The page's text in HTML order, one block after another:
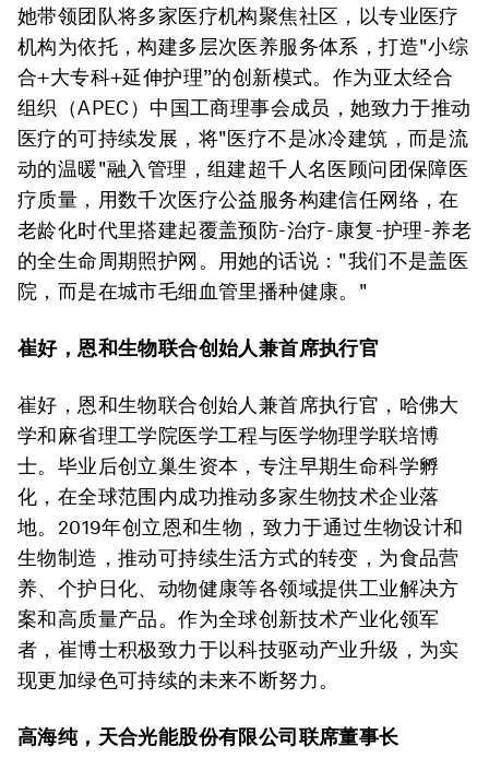
她带领团队将多家医疗机构聚焦社区，以专业医疗
机构为依托，构建多层次医养服务体系，打造"小综
合+大专科+延伸护理”的创新模式。作为亚太经合
组织（APEC）中国工商理事会成员，她致力于推动
医疗的可持续发展，将"医疗不是冰冷建筑，而是流
动的温暖"融入管理，组建超千人名医顾问团保障医
疗质量，用数千次医疗公益服务构建信任网络，在
老龄化时代里搭建起覆盖预防-治疗-康复-护理-养老
的全生命周期照护网。用她的话说："我们不是盖医
院，而是在城市毛细血管里播种健康。"
崔好，恩和生物联合创始人兼首席执行官
崔好，恩和生物联合创始人兼首席执行官，哈佛大
学和麻省理工学院医学工程与医学物理学联培博
士。毕业后创立巢生资本，专注早期生命科学孵
化，在全球范围内成功推动多家生物技术企业落
地。2019年创立恩和生物，致力于通过生物设计和
生物制造，推动可持续生活方式的转变，为食品营
养、个护日化、动物健康等各领域提供工业解决方
案和高质量产品。作为全球创新技术产业化领军
者，崔博士积极致力于以科技驱动产业升级，为实
现更加绿色可持续的未来不断努力。
高海纯，天合光能股份有限公司联席董事长